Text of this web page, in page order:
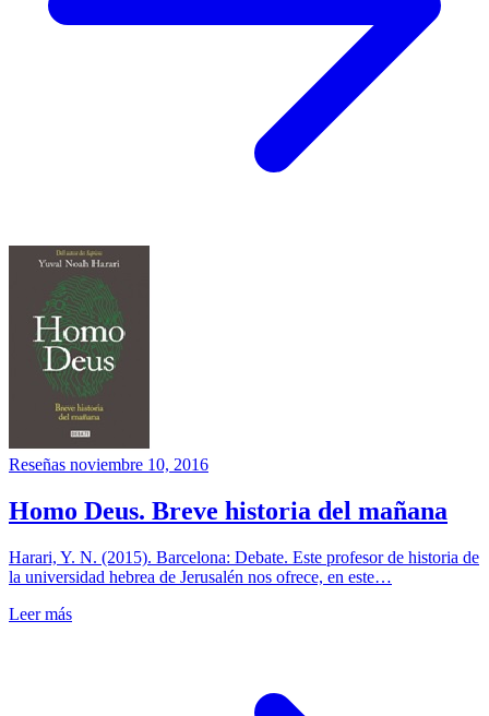
Reseñas noviembre 10, 2016
Homo Deus. Breve historia del mañana
Harari, Y. N. (2015). Barcelona: Debate. Este profesor de historia de
la universidad hebrea de Jerusalén nos ofrece, en este…
Leer más